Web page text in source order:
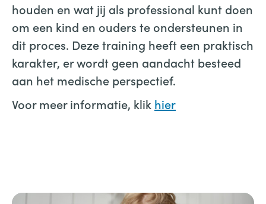
houden en wat jij als professional kunt doen
om een kind en ouders te ondersteunen in
dit proces. Deze training heeft een praktisch
karakter, er wordt geen aandacht besteed
aan het medische perspectief.
Voor meer informatie, klik hier